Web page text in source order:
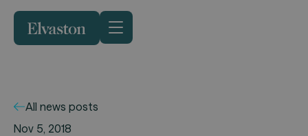
All news posts
Nov 5, 2018